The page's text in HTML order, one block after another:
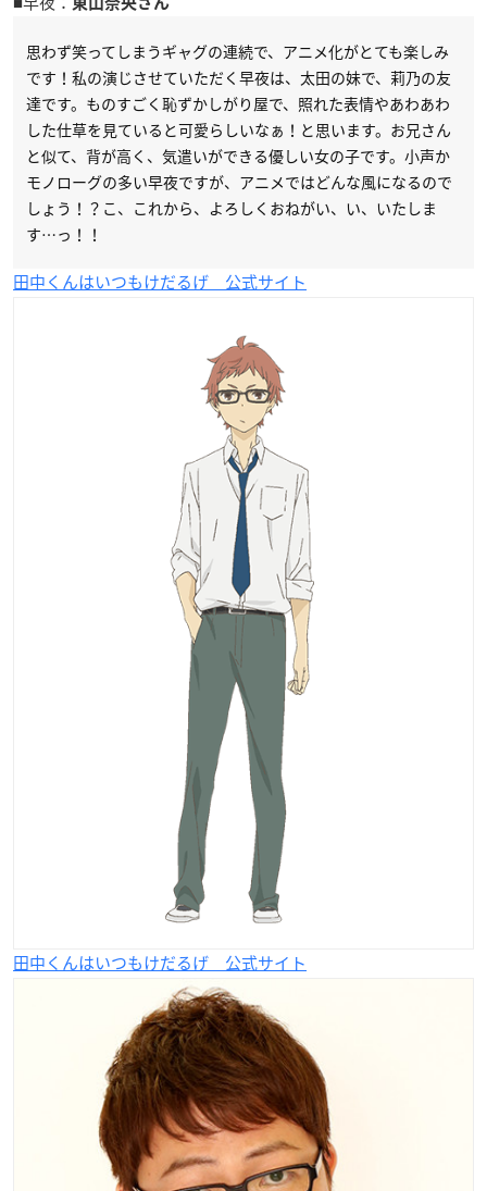
思わず笑ってしまうギャグの連続で、アニメ化がとても楽しみ
です！私の演じさせていただく早夜は、太田の妹で、莉乃の友
達です。ものすごく恥ずかしがり屋で、照れた表情やあわあわ
した仕草を見ていると可愛らしいなぁ！と思います。お兄さん
と似て、背が高く、気遣いができる優しい女の子です。小声か
モノローグの多い早夜ですが、アニメではどんな風になるので
しょう！？こ、これから、よろしくおねがい、い、いたしま
す…っ！！
田中くんはいつもけだるげ 公式サイト
田中くんはいつもけだるげ 公式サイト